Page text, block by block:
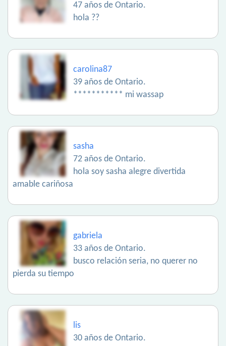
47 años de Ontario.
hola ??
carolina87
39 años de Ontario.
*********** mi wassap
sasha
72 años de Ontario.
hola soy sasha alegre divertida
amable cariñosa
gabriela
33 años de Ontario.
busco relación seria, no querer no
pierda su tiempo
lis
30 años de Ontario.